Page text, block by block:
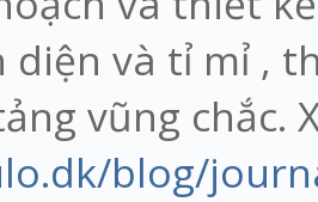
diện và tỉ mỉ ,
vũng chắc.
blog/